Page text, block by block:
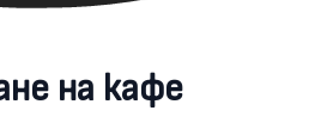
на кафе